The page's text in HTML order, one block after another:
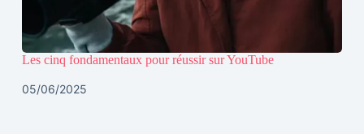
Les cinq fondamentaux pour réussir sur YouTube
05/06/2025